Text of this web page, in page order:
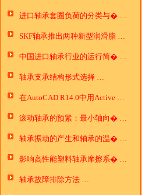
进口轴承套圈负荷的分类与� …
SKF轴承推出两种新型润滑脂 …
中国进口轴承行业的运行简� …
轴承支承结构形式选择 …
在AutoCAD R14.0中用Active …
滚动轴承的预紧：最小轴向� …
轴承振动的产生和轴承的温� …
影响高性能塑料轴承摩擦系� …
轴承故障排除方法 …